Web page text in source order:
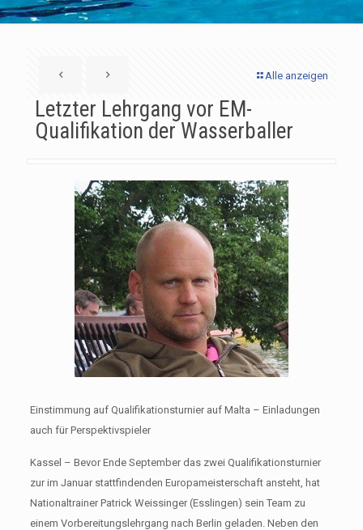
Alle anzeigen
Letzter Lehrgang vor EM-
Qualifikation der Wasserballer
Einstimmung auf Qualifikationsturnier auf Malta – Einladungen
auch für Perspektivspieler
Kassel – Bevor Ende September das zwei Qualifikationsturnier
zur im Januar stattfindenden Europameisterschaft ansteht, hat
Nationaltrainer Patrick Weissinger (Esslingen) sein Team zu
einem Vorbereitungslehrgang nach Berlin geladen. Neben den